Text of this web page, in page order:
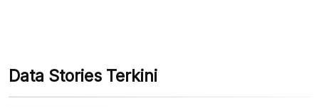
Data Stories Terkini